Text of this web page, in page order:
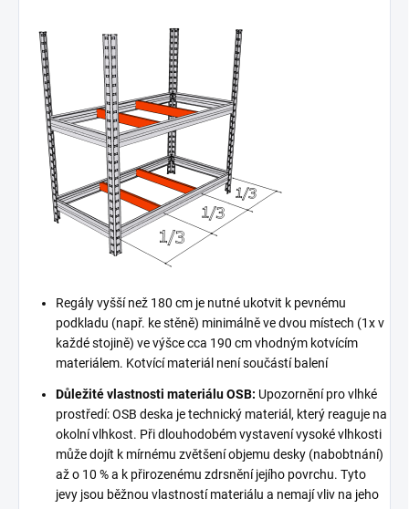
Regály vyšší než 180 cm je nutné ukotvit k pevnému
podkladu (např. ke stěně) minimálně ve dvou místech (1x v
každé stojině) ve výšce cca 190 cm vhodným kotvícím
materiálem. Kotvící materiál není součástí balení
Důležité vlastnosti materiálu OSB: Upozornění pro vlhké
prostředí: OSB deska je technický materiál, který reaguje na
okolní vlhkost. Při dlouhodobém vystavení vysoké vlhkosti
může dojít k mírnému zvětšení objemu desky (nabobtnání)
až o 10 % a k přirozenému zdrsnění jejího povrchu. Tyto
jevy jsou běžnou vlastností materiálu a nemají vliv na jeho